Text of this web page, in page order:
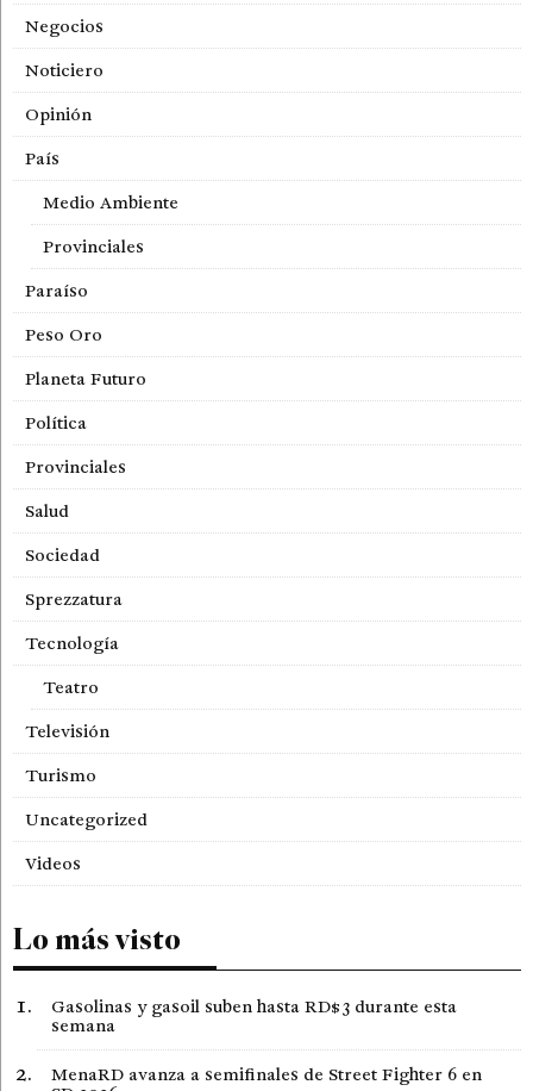
Negocios
Noticiero
Opinión
País
Medio Ambiente
Provinciales
Paraíso
Peso Oro
Planeta Futuro
Política
Provinciales
Salud
Sociedad
Sprezzatura
Tecnología
Teatro
Televisión
Turismo
Uncategorized
Videos
Lo más visto
Gasolinas y gasoil suben hasta RD$3 durante esta
semana
MenaRD avanza a semifinales de Street Fighter 6 en